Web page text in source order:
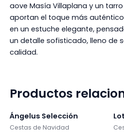
aove Masía Villaplana y un
aportan el toque más
en un estuche elegante,
un detalle sofisticado, lleno de
calidad.
Productos
Ángelus Selección
Cestas de Navidad